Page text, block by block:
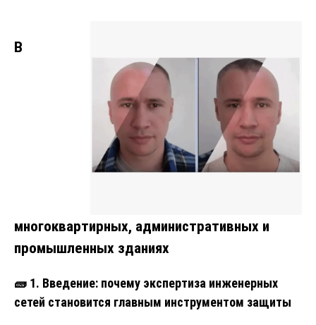
В
многоквартирных, административных и
промышленных зданиях
🧱 1. Введение: почему экспертиза инженерных
сетей становится главным инструментом защиты